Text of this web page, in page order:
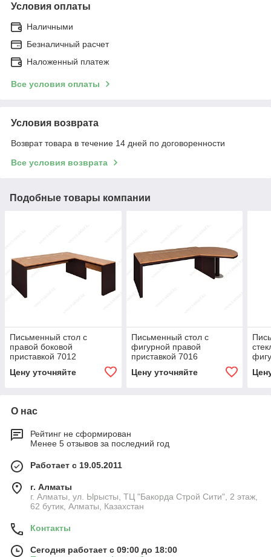
Условия оплаты
Наличными
Безналичный расчет
Наложенный платеж
Все условия оплаты
Условия возврата
Возврат товара в течение 14 дней по договоренности
Все условия возврата
Подобные товары компании
Письменный стол с
правой боковой
приставкой 7012
Цену уточняйте
Письменный стол с
фигурной правой
приставкой 7016
Цену уточняйте
О нас
Рейтинг не сформирован
Менее 5 отзывов за последний год
Работает с 19.05.2011
г. Алматы
г. Алматы, ул. Ырысты, ТЦ "Бакорда Строй Сити", 2 этаж,
62 бутик, Алматы, Казахстан
Контакты
Сегодня работает с 09:00 до 18:00